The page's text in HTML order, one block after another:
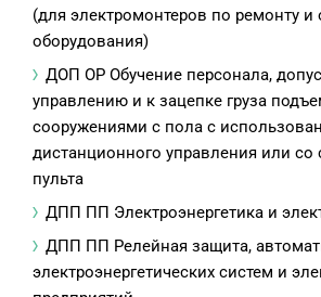
(для электромонтеров по ремонту
оборудования)
ДОП ОР Обучение персонала,
управлению и к зацепке груза
сооружениями с пола с
дистанционного управления или со
пульта
ДПП ПП Электроэнергетика и
ДПП ПП Релейная защита,
электроэнергетических систем и